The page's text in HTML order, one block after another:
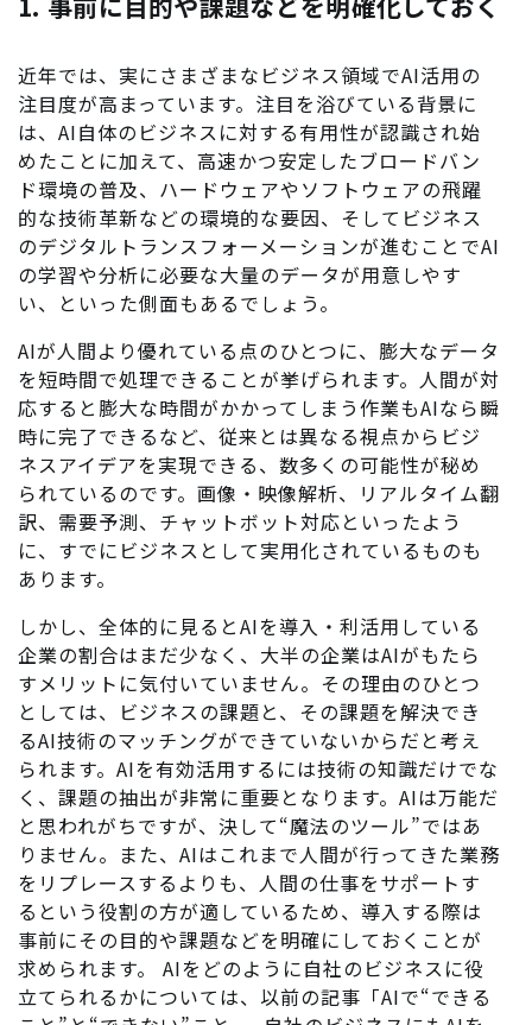
近年では、実にさまざまなビジネス領域でAI活用の
注目度が高まっています。注目を浴びている背景に
は、AI自体のビジネスに対する有用性が認識され始
めたことに加えて、高速かつ安定したブロードバン
ド環境の普及、ハードウェアやソフトウェアの飛躍
的な技術革新などの環境的な要因、そしてビジネス
のデジタルトランスフォーメーションが進むことでAI
の学習や分析に必要な大量のデータが用意しやす
い、といった側面もあるでしょう。
AIが人間より優れている点のひとつに、膨大なデータ
を短時間で処理できることが挙げられます。人間が対
応すると膨大な時間がかかってしまう作業もAIなら瞬
時に完了できるなど、従来とは異なる視点からビジ
ネスアイデアを実現できる、数多くの可能性が秘め
られているのです。画像・映像解析、リアルタイム翻
訳、需要予測、チャットボット対応といったよう
に、すでにビジネスとして実用化されているものも
あります。
しかし、全体的に見るとAIを導入・利活用している
企業の割合はまだ少なく、大半の企業はAIがもたら
すメリットに気付いていません。その理由のひとつ
としては、ビジネスの課題と、その課題を解決でき
るAI技術のマッチングができていないからだと考え
られます。AIを有効活用するには技術の知識だけでな
く、課題の抽出が非常に重要となります。AIは万能だ
と思われがちですが、決して“魔法のツール”ではあ
りません。また、AIはこれまで人間が行ってきた業務
をリプレースするよりも、人間の仕事をサポートす
るという役割の方が適しているため、導入する際は
事前にその目的や課題などを明確にしておくことが
求められます。 AIをどのように自社のビジネスに役
立てられるかについては、以前の記事「AIで“できる